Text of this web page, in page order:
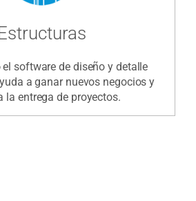
el software de diseño y detalle
a ganar nuevos negocios y
la entrega de proyectos.